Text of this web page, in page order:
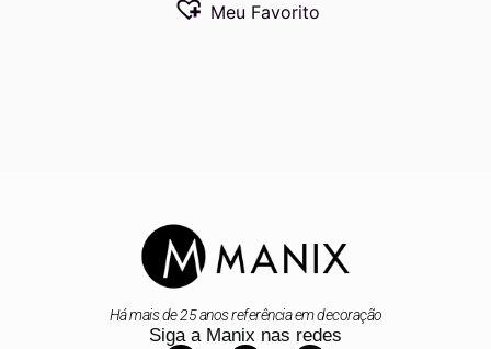
Meu Favorito
Há mais de 25 anos referência em decoração
Siga a Manix nas redes